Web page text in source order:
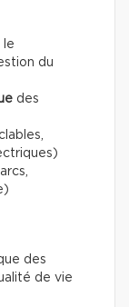
le
du
des
des
de vie